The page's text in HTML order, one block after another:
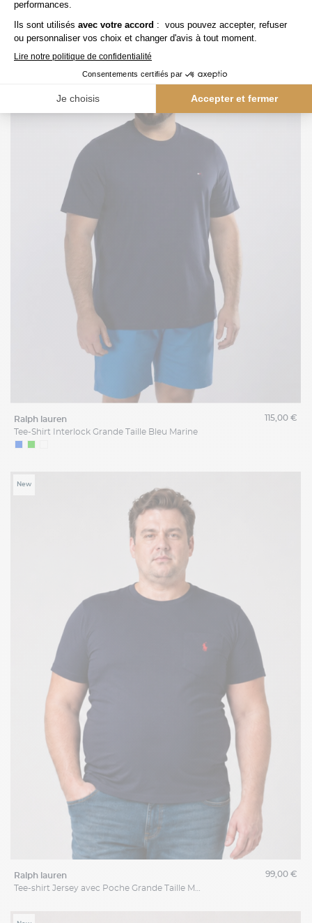
ralph lauren
Tee-Shirt Interlock Grande Taille Bleu Marine
115,00 €
New
ralph lauren
99,00 €